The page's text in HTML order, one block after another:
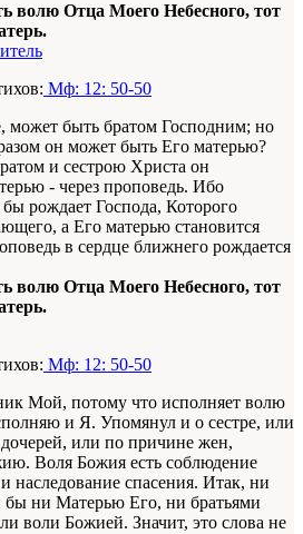
волю Отца Моего Небесного, тот
Мф: 12: 50-50
может быть братом Господним; но
он может быть Его матерью?
и сестрою Христа он
- через проповедь. Ибо
рождает Господа, Которого
а Его матерью становится
в сердце ближнего рождается
волю Отца Моего Небесного, тот
Мф: 12: 50-50
Мой, потому что исполняет волю
и Я. Упомянул и о сестре, или
или по причине жен,
Воля Божия есть соблюдение
наследование спасения. Итак, ни
бы ни Матерью Его, ни братьями
воли Божией. Значит, это слова не